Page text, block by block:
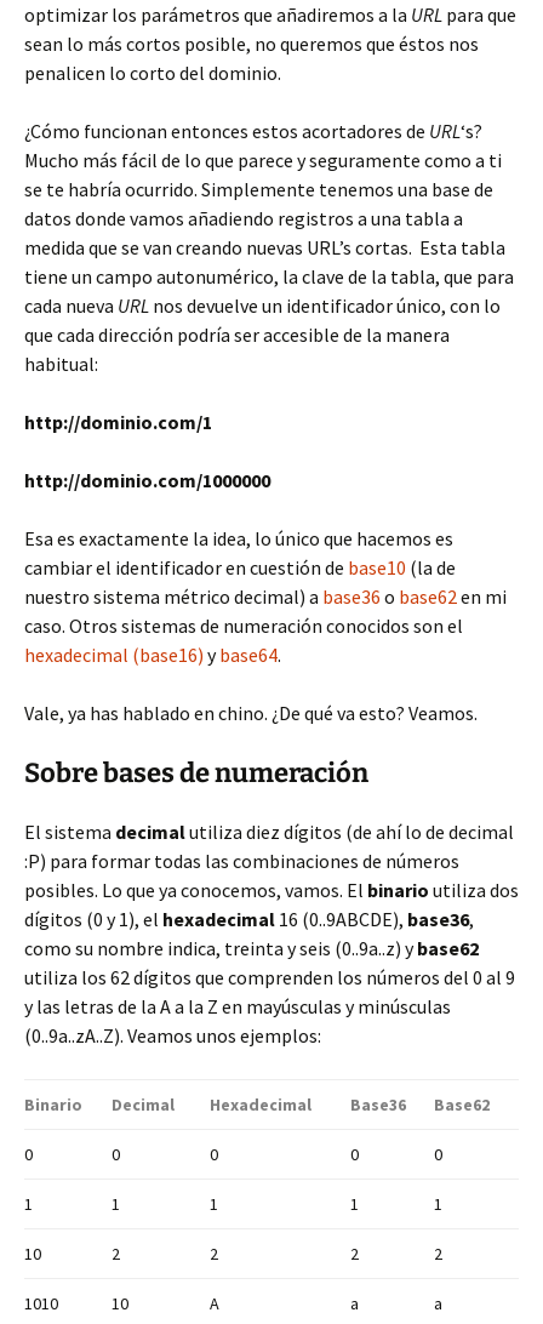
optimizar los parámetros que añadiremos a la URL para que
sean lo más cortos posible, no queremos que éstos nos
penalicen lo corto del dominio.
¿Cómo funcionan entonces estos acortadores de URL‘s?
Mucho más fácil de lo que parece y seguramente como a ti
se te habría ocurrido. Simplemente tenemos una base de
datos donde vamos añadiendo registros a una tabla a
medida que se van creando nuevas URL’s cortas. Esta tabla
tiene un campo autonumérico, la clave de la tabla, que para
cada nueva URL nos devuelve un identificador único, con lo
que cada dirección podría ser accesible de la manera
habitual:
http://dominio.com/1
http://dominio.com/1000000
Esa es exactamente la idea, lo único que hacemos es
cambiar el identificador en cuestión de base10 (la de
nuestro sistema métrico decimal) a base36 o base62en mi
caso. Otros sistemas de numeración conocidos son el
hexadecimal (base16) ybase64.
Vale, ya has hablado en chino. ¿De qué va esto? Veamos.
Sobre bases de numeración
El sistema decimalutiliza diez dígitos (de ahí lo de decimal
:P) para formar todas las combinaciones de números
posibles. Lo que ya conocemos, vamos. El binario utiliza dos
dígitos (0 y 1), el hexadecimal 16 (0..9ABCDE), base36,
como su nombre indica, treinta y seis (0..9a..z) ybase62
utiliza los 62 dígitos que comprenden los números del 0 al 9
y las letras de la A a la Z en mayúsculas y minúsculas
(0..9a..zA..Z). Veamos unos ejemplos:
Binario Decimal Hexadecimal Base36 Base62
0 0 0 0 0
1 1 1 1 1
10 2 2 2 2
1010 10 A a a